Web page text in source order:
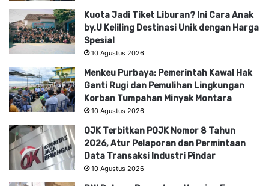
Kuota Jadi Tiket Liburan? Ini Cara Anak
by.U Keliling Destinasi Unik dengan Harga
Spesial
10 Agustus 2026
Menkeu Purbaya: Pemerintah Kawal Hak
Ganti Rugi dan Pemulihan Lingkungan
Korban Tumpahan Minyak Montara
10 Agustus 2026
OJK Terbitkan POJK Nomor 8 Tahun
2026, Atur Pelaporan dan Permintaan
Data Transaksi Industri Pindar
10 Agustus 2026